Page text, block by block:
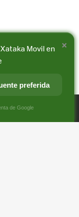
E-
×
Movil en
preferida
de Google